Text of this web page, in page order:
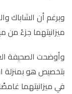
وبرغم أن الشاباك
ميزانيتهما جزءً من
وأوضحت الصحيفة
بتخصيص هو بمنزلة
في ميزانيتهما